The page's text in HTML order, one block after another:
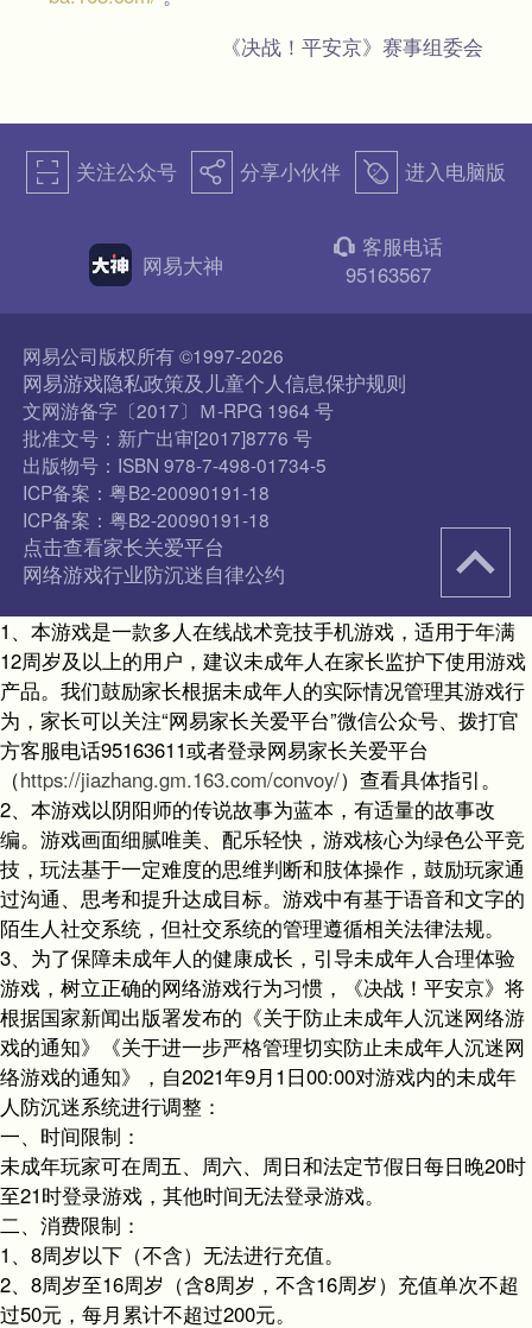
《决战！平安京》赛事组委会
򰀁 关注公众号 򰀂 分享小伙伴 򰀄 进入电脑版
网易大神
򰀃 客服电话
95163567
网易公司版权所有 ©1997-2026
网易游戏隐私政策及儿童个人信息保护规则
文网游备字〔2017〕Ｍ-RPG 1964 号
批准文号：新广出审[2017]8776 号
出版物号：ISBN 978-7-498-01734-5
ICP备案：粤B2-20090191-18
ICP备案：粤B2-20090191-18
点击查看家长关爱平台
网络游戏行业防沉迷自律公约
1、本游戏是一款多人在线战术竞技手机游戏，适用于年满
12周岁及以上的用户，建议未成年人在家长监护下使用游戏
产品。我们鼓励家长根据未成年人的实际情况管理其游戏行
为，家长可以关注“网易家长关爱平台”微信公众号、拨打官
方客服电话95163611或者登录网易家长关爱平台
（https://jiazhang.gm.163.com/convoy/）查看具体指引。
2、本游戏以阴阳师的传说故事为蓝本，有适量的故事改
编。游戏画面细腻唯美、配乐轻快，游戏核心为绿色公平竞
技，玩法基于一定难度的思维判断和肢体操作，鼓励玩家通
过沟通、思考和提升达成目标。游戏中有基于语音和文字的
陌生人社交系统，但社交系统的管理遵循相关法律法规。
3、为了保障未成年人的健康成长，引导未成年人合理体验
游戏，树立正确的网络游戏行为习惯，《决战！平安京》将
根据国家新闻出版署发布的《关于防止未成年人沉迷网络游
戏的通知》《关于进一步严格管理切实防止未成年人沉迷网
络游戏的通知》，自2021年9月1日00:00对游戏内的未成年
人防沉迷系统进行调整：
一、时间限制：
未成年玩家可在周五、周六、周日和法定节假日每日晚20时
至21时登录游戏，其他时间无法登录游戏。
二、消费限制：
1、8周岁以下（不含）无法进行充值。
2、8周岁至16周岁（含8周岁，不含16周岁）充值单次不超
过50元，每月累计不超过200元。